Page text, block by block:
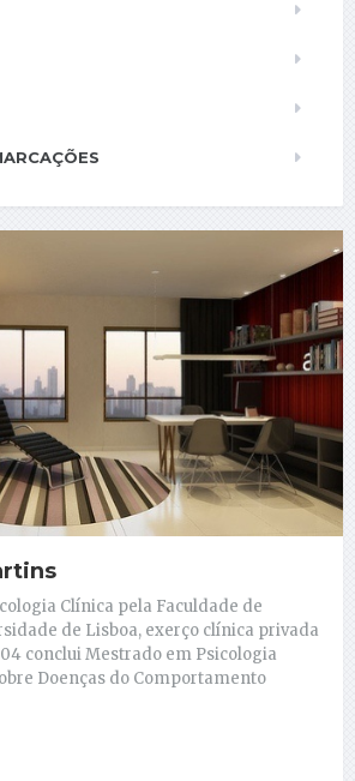
Clínica pela Faculdade de
de Lisboa, exerço clínica privada
conclui Mestrado em Psicologia
Doenças do Comportamento